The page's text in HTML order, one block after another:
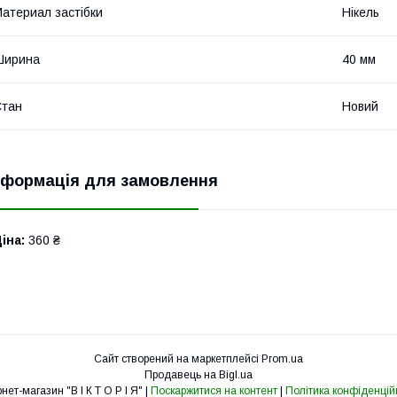
застібки Нікель
40 мм
Новий
для замовлення
360 ₴
Сайт створений на маркетплейсі Prom.ua
Продавець на Bigl.ua
Інтернет-магазин "В І К Т О Р І Я" | Поскаржитися на контент | Політика